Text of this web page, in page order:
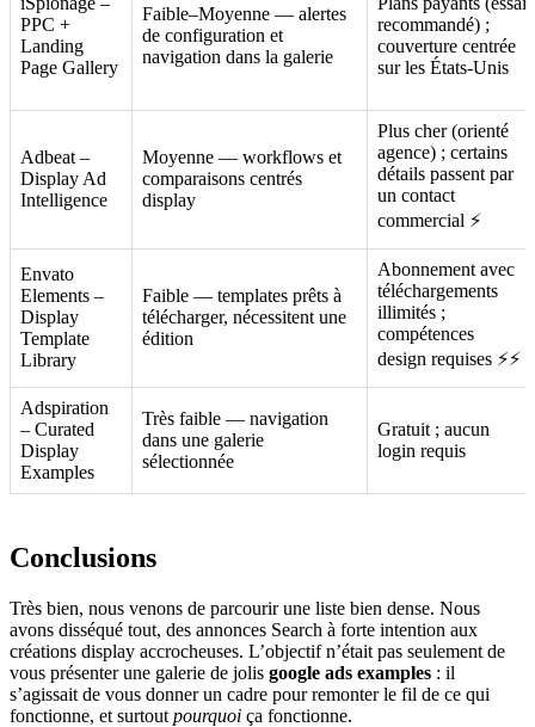
PPC +
Landing
Page Gallery
Faible–Moyenne — alertes
de configuration et
navigation dans la galerie
recommandé) ;
couverture centrée
sur les États-Unis
Adbeat –
Display Ad
Intelligence
Moyenne — workflows et
comparaisons centrés
display
Plus cher (orienté
agence) ; certains
détails passent par
un contact
commercial ⚡
Envato
Elements –
Display
Template
Library
Faible — templates prêts à
télécharger, nécessitent une
édition
Abonnement avec
téléchargements
illimités ;
compétences
design requises ⚡⚡
Adspiration
– Curated
Display
Examples
Très faible — navigation
dans une galerie
sélectionnée
Gratuit ; aucun
login requis
Conclusions
Très bien, nous venons de parcourir une liste bien dense. Nous
avons disséqué tout, des annonces Search à forte intention aux
créations display accrocheuses. L’objectif n’était pas seulement de
vous présenter une galerie de jolis google ads examples : il
s’agissait de vous donner un cadre pour remonter le fil de ce qui
fonctionne, et surtout pourquoi ça fonctionne.